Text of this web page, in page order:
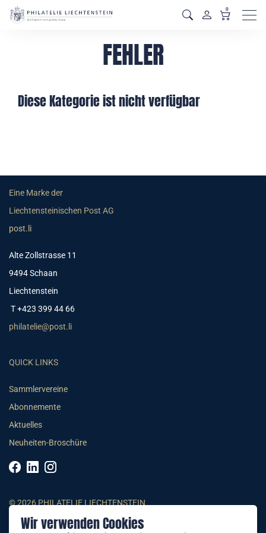
Wir verwenden Cookies
0
FEHLER
Diese Kategorie ist nicht verfügbar
Eine Marke der
Liechtensteinischen Post AG
post.li
Alte Zollstrasse 11
9494 Schaan
Liechtenstein
T +423 399 44 66
philatelie@post.li
QUICK LINKS
Sammlervereine
Abonnemente
Aktuelles
Neuheiten-Broschüre
© 2026 PHILATELIE LIECHTENSTEIN
AGB